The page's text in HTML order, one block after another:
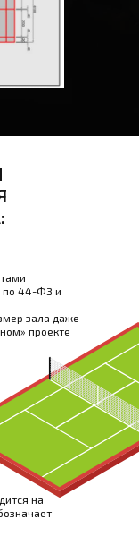
по 44-ФЗ и
зала даже
проекте
на